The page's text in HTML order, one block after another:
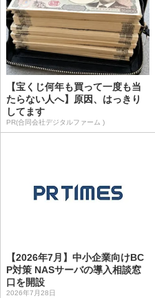
【宝くじ何年も買って一度も当
たらない人へ】原因、はっきり
してます
PR(合同会社デジタルファーム )
【2026年7月】中小企業向けBC
P対策 NASサーバの導入相談窓
口を開設
2026年7月28日